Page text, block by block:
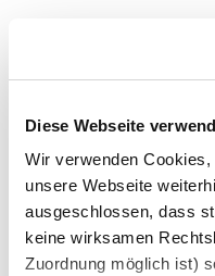
Diese Webseite
Wir verwenden
unsere Webseite
ausgeschlossen, dass
keine wirksamen
Zuordnung möglich ist)